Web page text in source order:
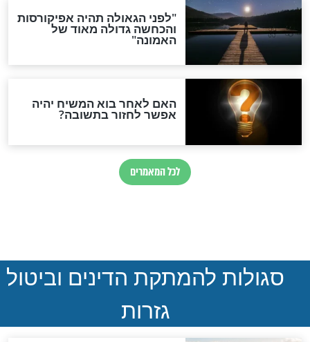
חדשות יהדות
הותר לפרסום: לוחמי מילואים
נהרגו בדרום לבנון
המסמך האבוד שנחשף
במרתפי מוסקבה: כתב היד
הנדיר של הרשב"ם התגלה